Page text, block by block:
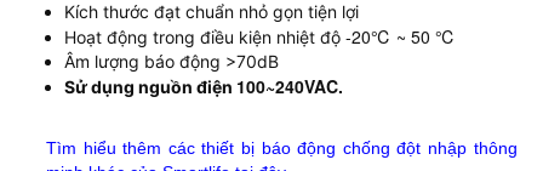
Kích thước đạt chuẩn nhỏ gọn tiện lợi
Hoạt động trong điều kiện nhiệt độ -20℃ ~ 50 ℃
Âm lượng báo động >70dB
Sử dụng nguồn điện 100~240VAC.
Tìm hiểu thêm các thiết bị báo động chống đột nhập thông